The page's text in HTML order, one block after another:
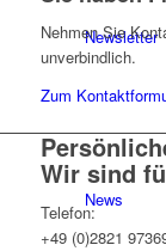
Newsletter
News
Nehmen Sie
unverbindlich.
Zum
Wir sind
Telefon:
+49 (0)2821